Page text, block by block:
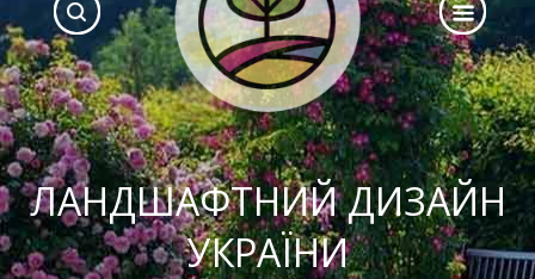
ЛАНДШАФТНИЙ ДИЗАЙН
УКРАЇНИ